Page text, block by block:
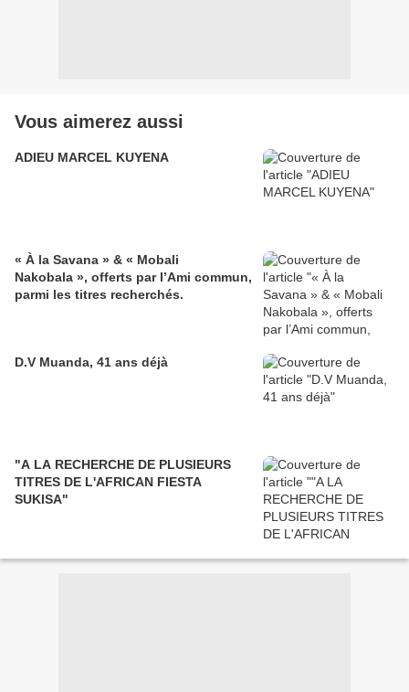
Vous aimerez aussi
ADIEU MARCEL KUYENA
« À la Savana » & « Mobali
Nakobala », offerts par l’Ami commun,
parmi les titres recherchés.
D.V Muanda, 41 ans déjà
"A LA RECHERCHE DE PLUSIEURS
TITRES DE L'AFRICAN FIESTA
SUKISA"